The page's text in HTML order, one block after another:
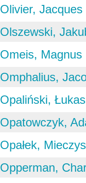
Olivier, Jacques
Olszewski,
Omeis, Magnus
Omphalius,
Opaliński,
Opatowczyk,
Opałek,
Opperman,